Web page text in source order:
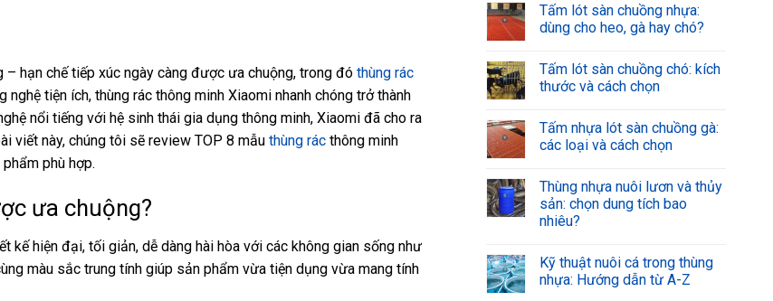
hạn chế tiếp xúc ngày càng được ưa chuộng, trong đó thùng rác
tiện ích, thùng rác thông minh Xiaomi nhanh chóng trở thành
nổi tiếng với hệ sinh thái gia dụng thông minh, Xiaomi đã cho ra
viết này, chúng tôi sẽ review TOP 8 mẫu thùng rác thông minh
phù hợp.
ưa chuộng?
kế hiện đại, tối giản, dễ dàng hài hòa với các không gian sống như
màu sắc trung tính giúp sản phẩm vừa tiện dụng vừa mang tính
Tấm lót sàn chuồng nhựa:
dùng cho heo, gà hay chó?
Tấm lót sàn chuồng chó: kích
thước và cách chọn
Tấm nhựa lót sàn chuồng gà:
các loại và cách chọn
Thùng nhựa nuôi lươn và thủy
sản: chọn dung tích bao
nhiêu?
Kỹ thuật nuôi cá trong thùng
nhựa: Hướng dẫn từ A-Z